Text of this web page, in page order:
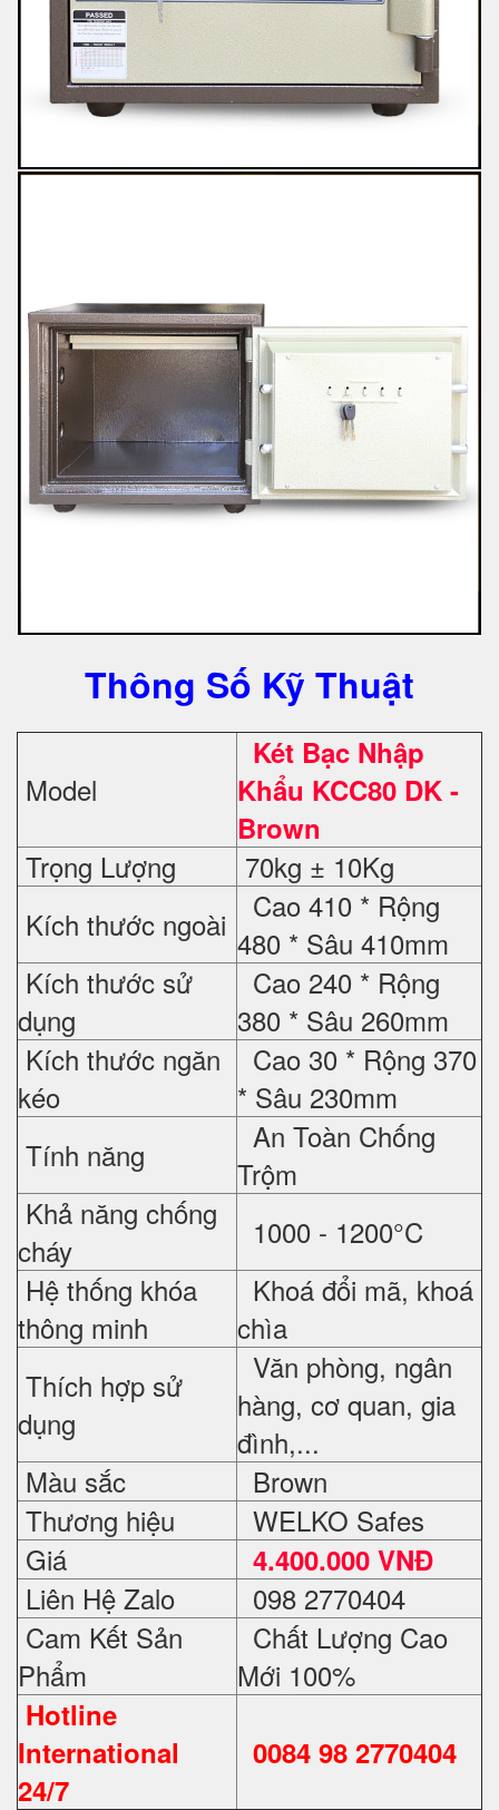
Thông Số Kỹ Thuật
Model
Két Bạc Nhập
Khẩu KCC80 DK -
Brown
Trọng Lượng
70kg ± 10Kg
Kích thước ngoài
Cao 410 * Rộng
480 * Sâu 410mm
Kích thước sử
dụng
Cao 240 * Rộng
380 * Sâu 260mm
Kích thước ngăn
kéo
Cao 30 * Rộng 370
* Sâu 230mm
Tính năng
An Toàn Chống
Trộm
Khả năng chống
cháy
1000 - 1200°C
Hệ thống khóa
thông minh
Khoá đổi mã, khoá
chìa
Thích hợp sử
dụng
Văn phòng, ngân
hàng, cơ quan, gia
đình,...
Màu sắc
Brown
Thương hiệu
WELKO Safes
Giá
4.400.000 VNĐ
Liên Hệ Zalo
098 2770404
Cam Kết Sản
Phẩm
Chất Lượng Cao
Mới 100%
Hotline
International
24/7
0084 98 2770404